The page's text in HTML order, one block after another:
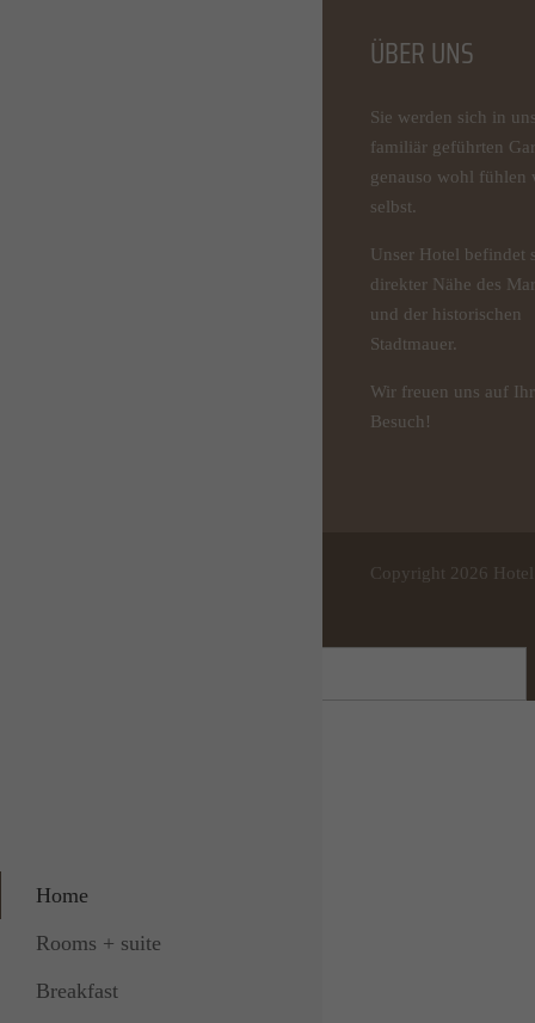
Home
Rooms + suite
Breakfast
ÜBER UNS
Sie werden sich in
familiär geführten
genauso wohl fühlen
selbst.
Unser Hotel befindet
direkter Nähe des
und der historischen
Stadtmauer.
Wir freuen uns auf
Besuch!
Copyright 2026